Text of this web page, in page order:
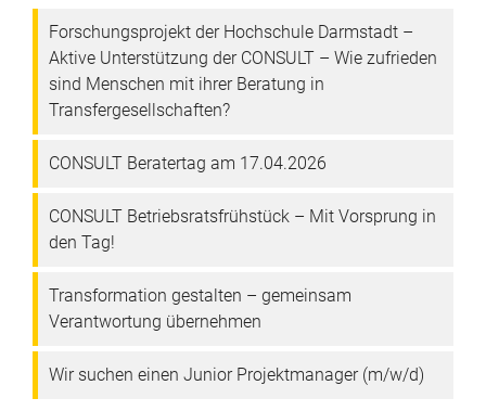
Forschungsprojekt der Hochschule Darmstadt –
Aktive Unterstützung der CONSULT – Wie zufrieden
sind Menschen mit ihrer Beratung in
Transfergesellschaften?
CONSULT Beratertag am 17.04.2026
CONSULT Betriebsratsfrühstück – Mit Vorsprung in
den Tag!
Transformation gestalten – gemeinsam
Verantwortung übernehmen
Wir suchen einen Junior Projektmanager (m/w/d)